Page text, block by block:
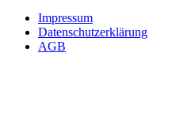
Impressum
Datenschutzerklärung
AGB